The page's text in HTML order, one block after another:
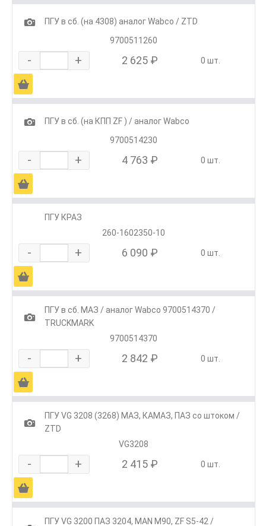
1
ПГУ в сб. (на 4308) аналог Wabco / ZTD
9700511260
- + 2 625 ₽ 0 шт.
Ä
1
ПГУ в сб. (на КПП ZF ) / аналог Wabco
9700514230
- + 4 763 ₽ 0 шт.
Ä
ПГУ КРАЗ
260-1602350-10
- + 6 090 ₽ 0 шт.
Ä
1
ПГУ в сб. МАЗ / аналог Wabco 9700514370 /
TRUCKMARK
9700514370
- + 2 842 ₽ 0 шт.
Ä
1
ПГУ VG 3208 (3268) МАЗ, КАМАЗ, ПАЗ со штоком /
ZTD
VG3208
- + 2 415 ₽ 0 шт.
Ä
ПГУ VG 3200 ПАЗ 3204, MAN M90, ZF S5-42 /